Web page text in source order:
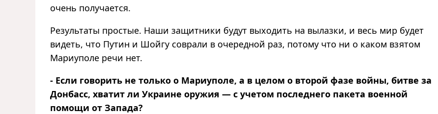
очень получается.
Результаты простые. Наши защитники будут выходить на вылазки, и весь мир будет
видеть, что Путин и Шойгу соврали в очередной раз, потому что ни о каком взятом
Мариуполе речи нет.
- Если говорить не только о Мариуполе, а в целом о второй фазе войны, битве за
Донбасс, хватит ли Украине оружия — с учетом последнего пакета военной
помощи от Запада?